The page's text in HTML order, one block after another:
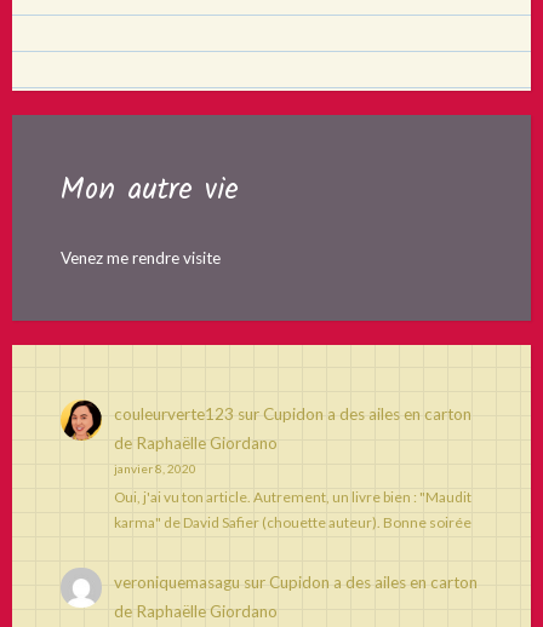
Mon autre vie
Venez me rendre visite
couleurverte123 sur Cupidon a des ailes en carton
de Raphaëlle Giordano
janvier 8, 2020
Oui, j'ai vu ton article. Autrement, un livre bien : "Maudit
karma" de David Safier (chouette auteur). Bonne soirée
veroniquemasagu sur Cupidon a des ailes en carton
de Raphaëlle Giordano